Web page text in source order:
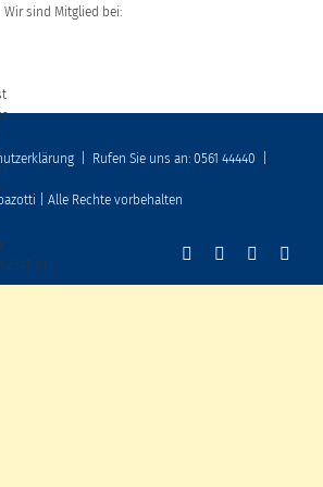
Wir sind Mitglied bei:
2345 61
Rufen Sie uns an: 0561 44440
| Alle Rechte vorbehalten